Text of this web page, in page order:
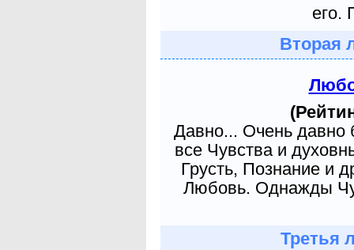
его.
Вторая
Давно... Очень давно
все Чувства и
Грусть, Познание и
Любовь. Однажды
Третья